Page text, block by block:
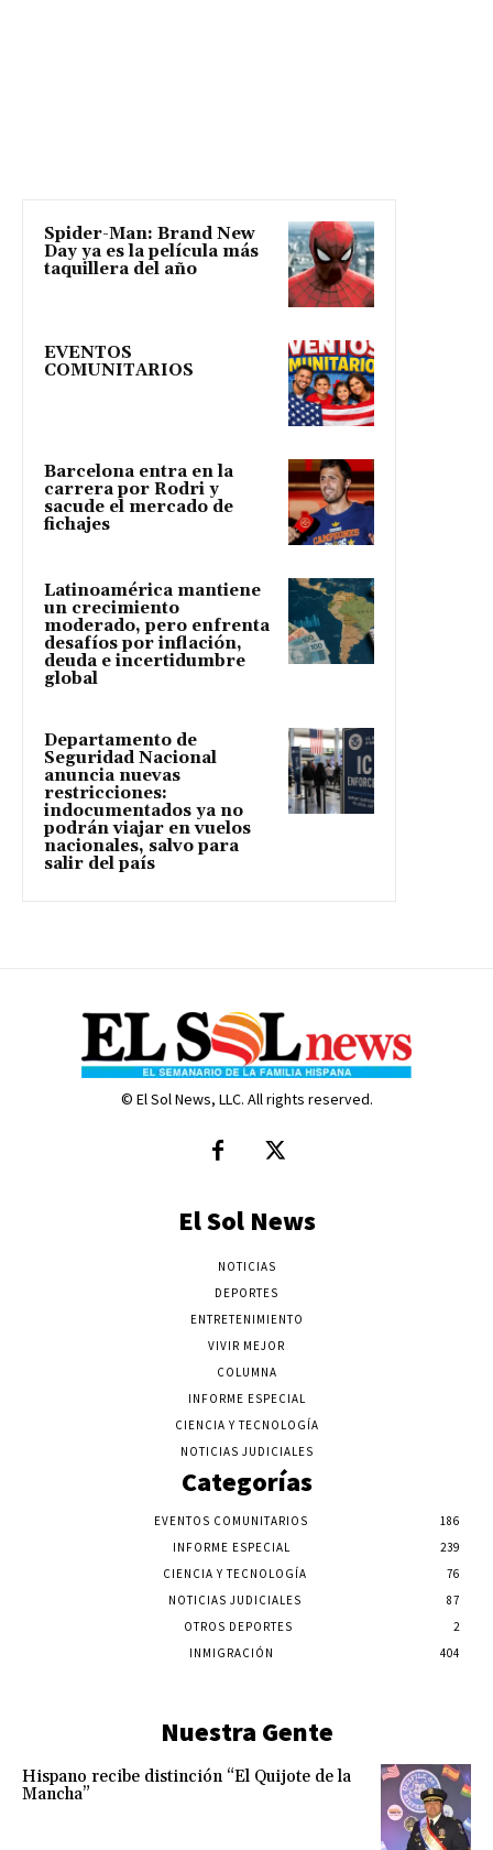
Spider-Man: Brand New
Day ya es la película más
taquillera del año
EVENTOS
COMUNITARIOS
Barcelona entra en la
carrera por Rodri y
sacude el mercado de
fichajes
Latinoamérica mantiene
un crecimiento
moderado, pero enfrenta
desafíos por inflación,
deuda e incertidumbre
global
Departamento de
Seguridad Nacional
anuncia nuevas
restricciones:
indocumentados ya no
podrán viajar en vuelos
nacionales, salvo para
salir del país
© El Sol News, LLC. All rights reserved.
El Sol News
NOTICIAS
DEPORTES
ENTRETENIMIENTO
VIVIR MEJOR
COLUMNA
INFORME ESPECIAL
CIENCIA Y TECNOLOGÍA
NOTICIAS JUDICIALES
Categorías
EVENTOS COMUNITARIOS
186
INFORME ESPECIAL
239
CIENCIA Y TECNOLOGÍA
76
NOTICIAS JUDICIALES
87
OTROS DEPORTES
2
INMIGRACIÓN
404
Nuestra Gente
Hispano recibe distinción “El Quijote de la
Mancha”